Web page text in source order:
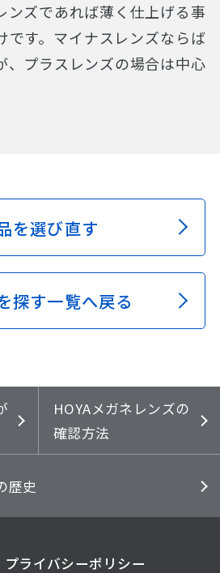
ンズであれば薄く仕上げる事
です。マイナスレンズならば
、プラスレンズの場合は中心
を選び直す
探す一覧へ戻る
HOYAメガネレンズの
確認方法
歴史
プライバシーポリシー